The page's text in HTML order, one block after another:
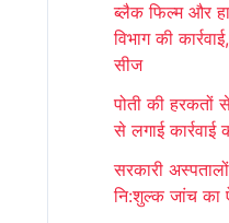
r
:
ब्लैक फिल्म और
विभाग की
सीज
पोती की हरकतों
से लगाई कार्रवाई
सरकारी
नि:शुल्क जांच का